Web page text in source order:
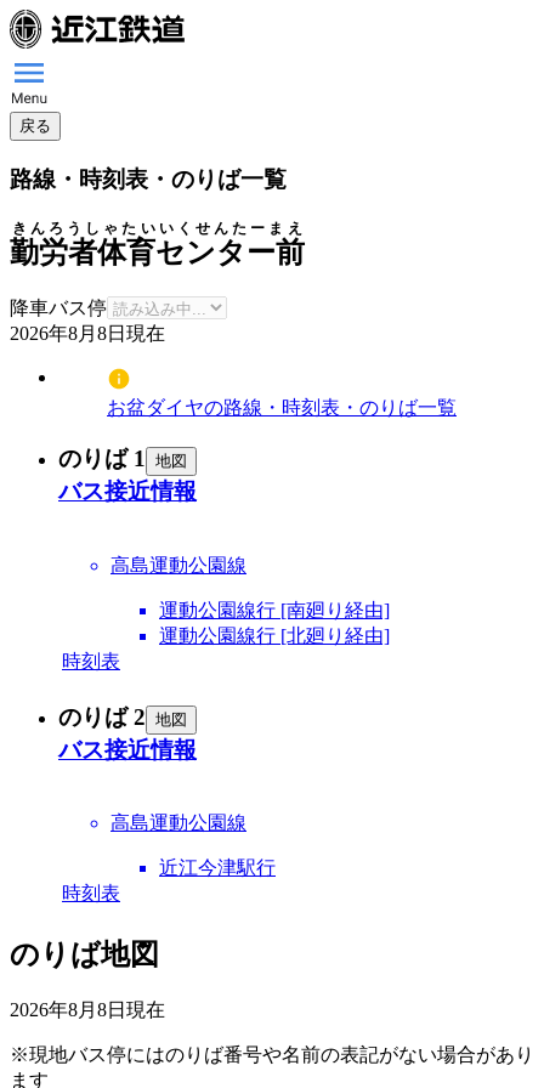
戻る
路線・時刻表・のりば一覧
勤労者体育センター前
きんろうしゃたいいくせんたーまえ
降車バス停
2026年8月8日 現在
お盆ダイヤの路線・時刻表・のりば一覧
のりば 1 地図
バス接近情報
高島運動公園線
運動公園線行 [南廻り経由]
運動公園線行 [北廻り経由]
時刻表
のりば 2 地図
バス接近情報
高島運動公園線
近江今津駅行
時刻表
のりば地図
2026年8月8日 現在
※現地バス停にはのりば番号や名前の表記がない場合があり
ます